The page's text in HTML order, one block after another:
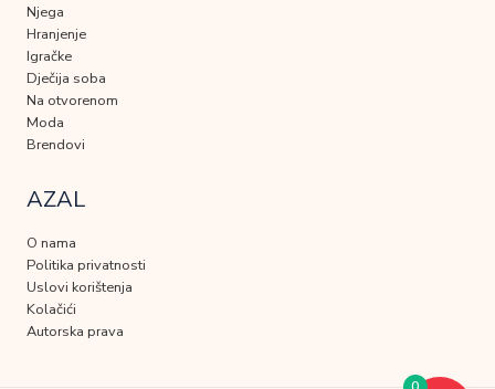
Njega
Hranjenje
Igračke
Dječija soba
Na otvorenom
Moda
Brendovi
AZAL
O nama
Politika privatnosti
Uslovi korištenja
Kolačići
Autorska prava